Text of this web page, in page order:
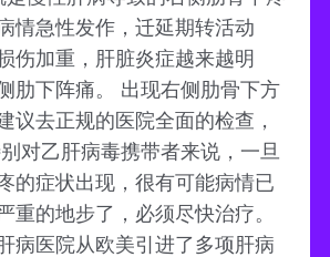
情急性发作，迁延期转活动
伤加重，肝脏炎症越来越明
肋下阵痛。 出现右侧肋骨下方
议去正规的医院全面的检查，
对乙肝病毒携带者来说，一旦
的症状出现，很有可能病情已
重的地步了，必须尽快治疗。
病医院从欧美引进了多项肝病